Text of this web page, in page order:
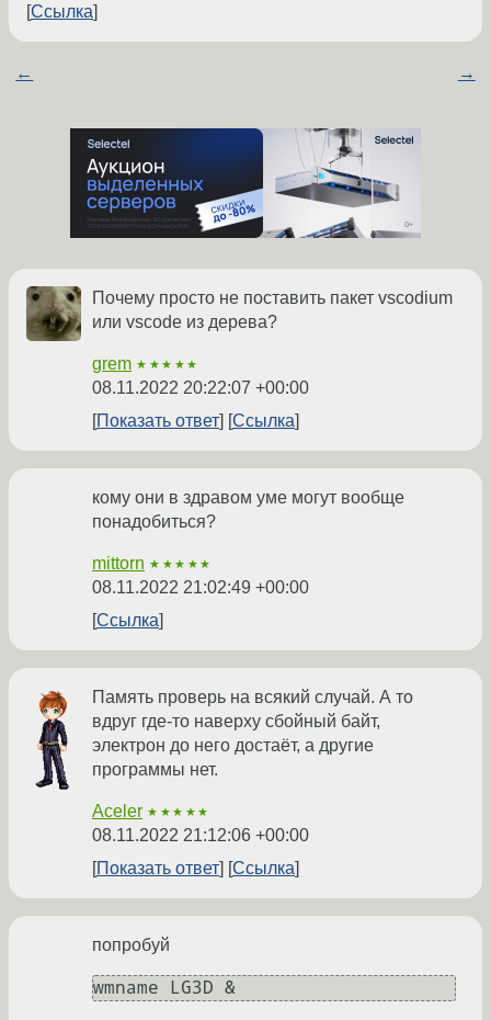
Ссылка
← →
Почему просто не поставить пакет vscodium
или vscode из дерева?
grem ★★★★★
08.11.2022 20:22:07 +00:00
Показать ответ
Ссылка
кому они в здравом уме могут вообще
понадобиться?
mittorn ★★★★★
08.11.2022 21:02:49 +00:00
Ссылка
Память проверь на всякий случай. А то
вдруг где-то наверху сбойный байт,
электрон до него достаёт, а другие
программы нет.
Aceler ★★★★★
08.11.2022 21:12:06 +00:00
Показать ответ
Ссылка
попробуй